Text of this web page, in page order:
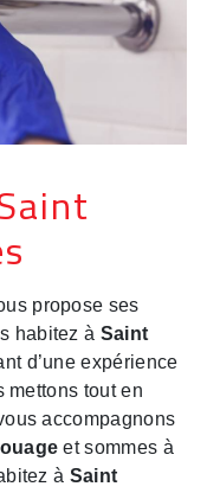
propose ses
habitez à Saint
d’une expérience
mettons tout en
accompagnons
et sommes à
à Saint